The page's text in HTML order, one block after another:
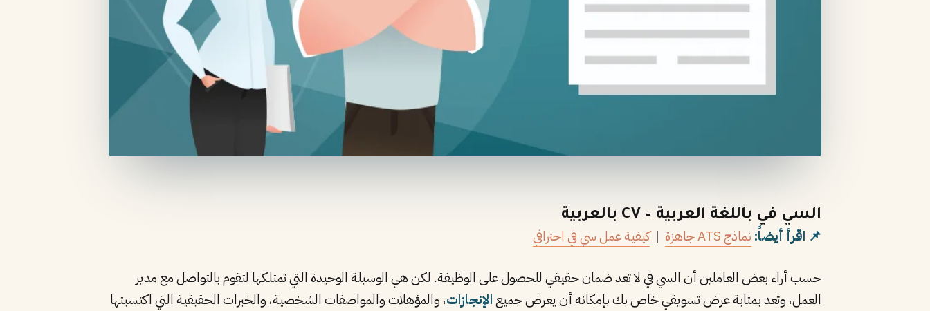
السي في باللغة العربية – CV بالعربية
📌 اقرأ أيضاً: نماذج ATS جاهزة |كيفية عمل سي في احترافي
حسب أراء بعض العاملين أن السي في لا تعد ضمان حقيقي للحصول على الوظيفة. لكن هي الوسيلة الوحيدة التي تمتلكها لتقوم بالتواصل مع مدير
العمل، وتعد بمثابة عرض تسويقي خاص بك بإمكانه أن يعرض جميعالإنجازات، والمؤهلات والمواصفات الشخصية، والخبرات الحقيقية التي اكتسبتها